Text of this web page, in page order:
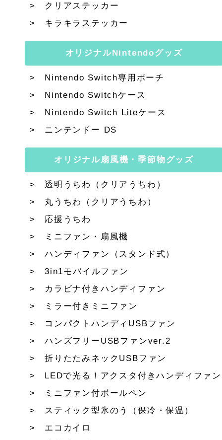
クリアステッカー
キラキラステッカー
オリジナルNintendoグッズ
Nintendo Switch専用ポーチ
Nintendo Switchケース
Nintendo Switch Liteケース
ニンテンドー DS
オリジナル扇風機・季節物グッズ
透明うちわ（クリアうちわ）
丸うちわ（クリアうちわ）
応援うちわ
ミニファン・扇風機
ハンディファン（スタンド式）
3in1モバイルファン
カラビナ付きハンディファン
ミラー付きミニファン
コンパクトハンディUSBファン
ハンズフリーUSBファンver.2
折りたたみネックUSBファン
LEDで光る！アクスタ付きハンディファン
ミニファン付ボールペン
スティック型氷のう（保冷・保温）
エコカイロ